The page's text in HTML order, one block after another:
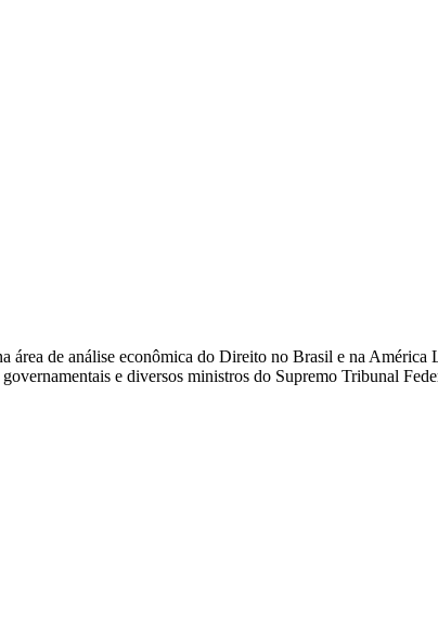
de análise econômica do Direito no Brasil e na América
e diversos ministros do Supremo Tribunal